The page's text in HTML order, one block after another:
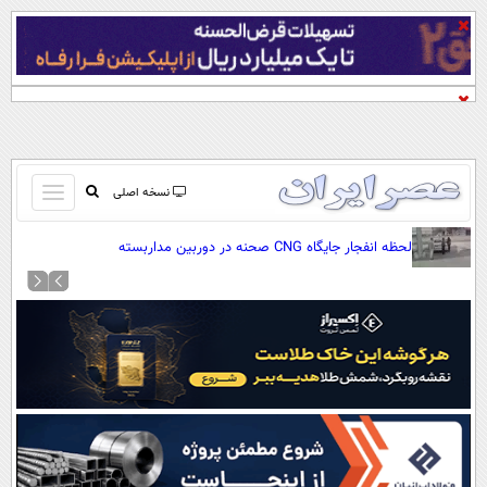
نسخه اصلی
باز
و
کردن
منو
صفحه اول
آرشیو
نظرسنجی
آب و هوا
اوقات شرعی
سواد زندگی
لحظه انفجار جایگاه CNG صحنه در دوربین مداربسته